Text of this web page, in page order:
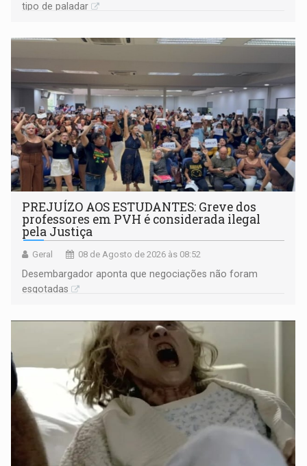
tipo de paladar
PREJUÍZO AOS ESTUDANTES: Greve dos
professores em PVH é considerada ilegal
pela Justiça
Geral 08 de Agosto de 2026 às 08:52
Desembargador aponta que negociações não foram
esgotadas